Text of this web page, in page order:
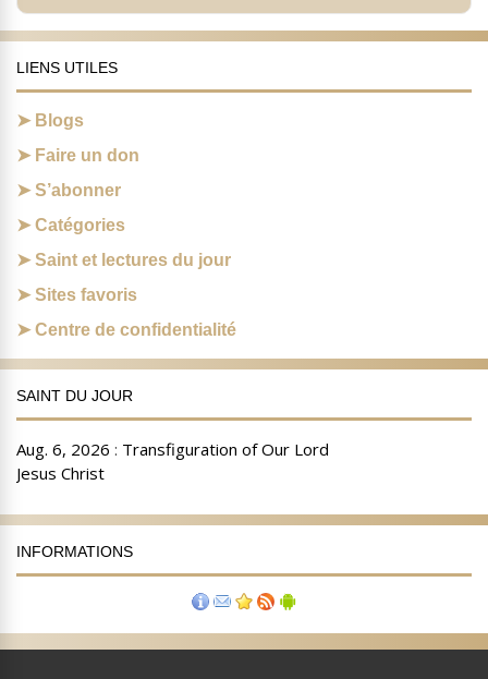
LIENS UTILES
Blogs
Faire un don
S’abonner
Catégories
Saint et lectures du jour
Sites favoris
Centre de confidentialité
SAINT DU JOUR
INFORMATIONS